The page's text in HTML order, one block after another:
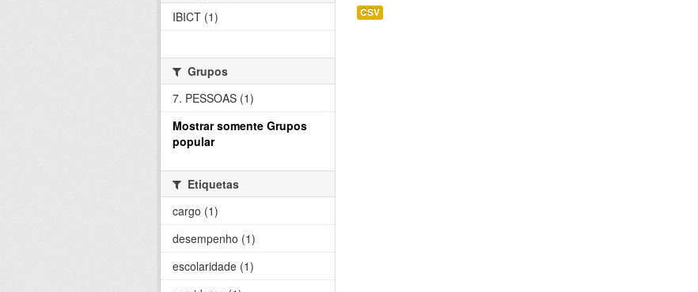
CSV
IBICT (1)
Grupos
7. PESSOAS (1)
Mostrar somente Grupos
popular
Etiquetas
cargo (1)
desempenho (1)
escolaridade (1)